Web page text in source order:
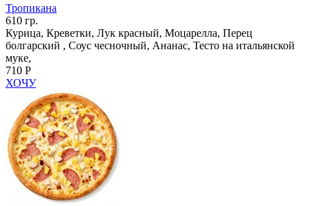
Тропикана
610 гр.
Курица, Креветки, Лук красный, Моцарелла, Перец
болгарский , Соус чесночный, Ананас, Тесто на итальянской
муке,
710 Р
ХОЧУ